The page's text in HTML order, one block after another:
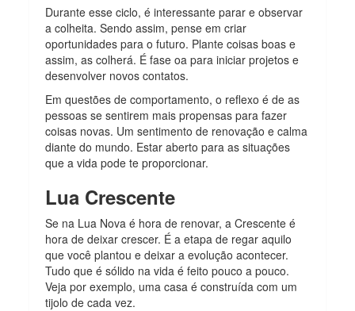
Durante esse ciclo, é interessante parar e observar
a colheita. Sendo assim, pense em criar
oportunidades para o futuro. Plante coisas boas e
assim, as colherá. É fase oa para iniciar projetos e
desenvolver novos contatos.
Em questões de comportamento, o reflexo é de as
pessoas se sentirem mais propensas para fazer
coisas novas. Um sentimento de renovação e calma
diante do mundo. Estar aberto para as situações
que a vida pode te proporcionar.
Lua Crescente
Se na Lua Nova é hora de renovar, a Crescente é
hora de deixar crescer. É a etapa de regar aquilo
que você plantou e deixar a evolução acontecer.
Tudo que é sólido na vida é feito pouco a pouco.
Veja por exemplo, uma casa é construída com um
tijolo de cada vez.